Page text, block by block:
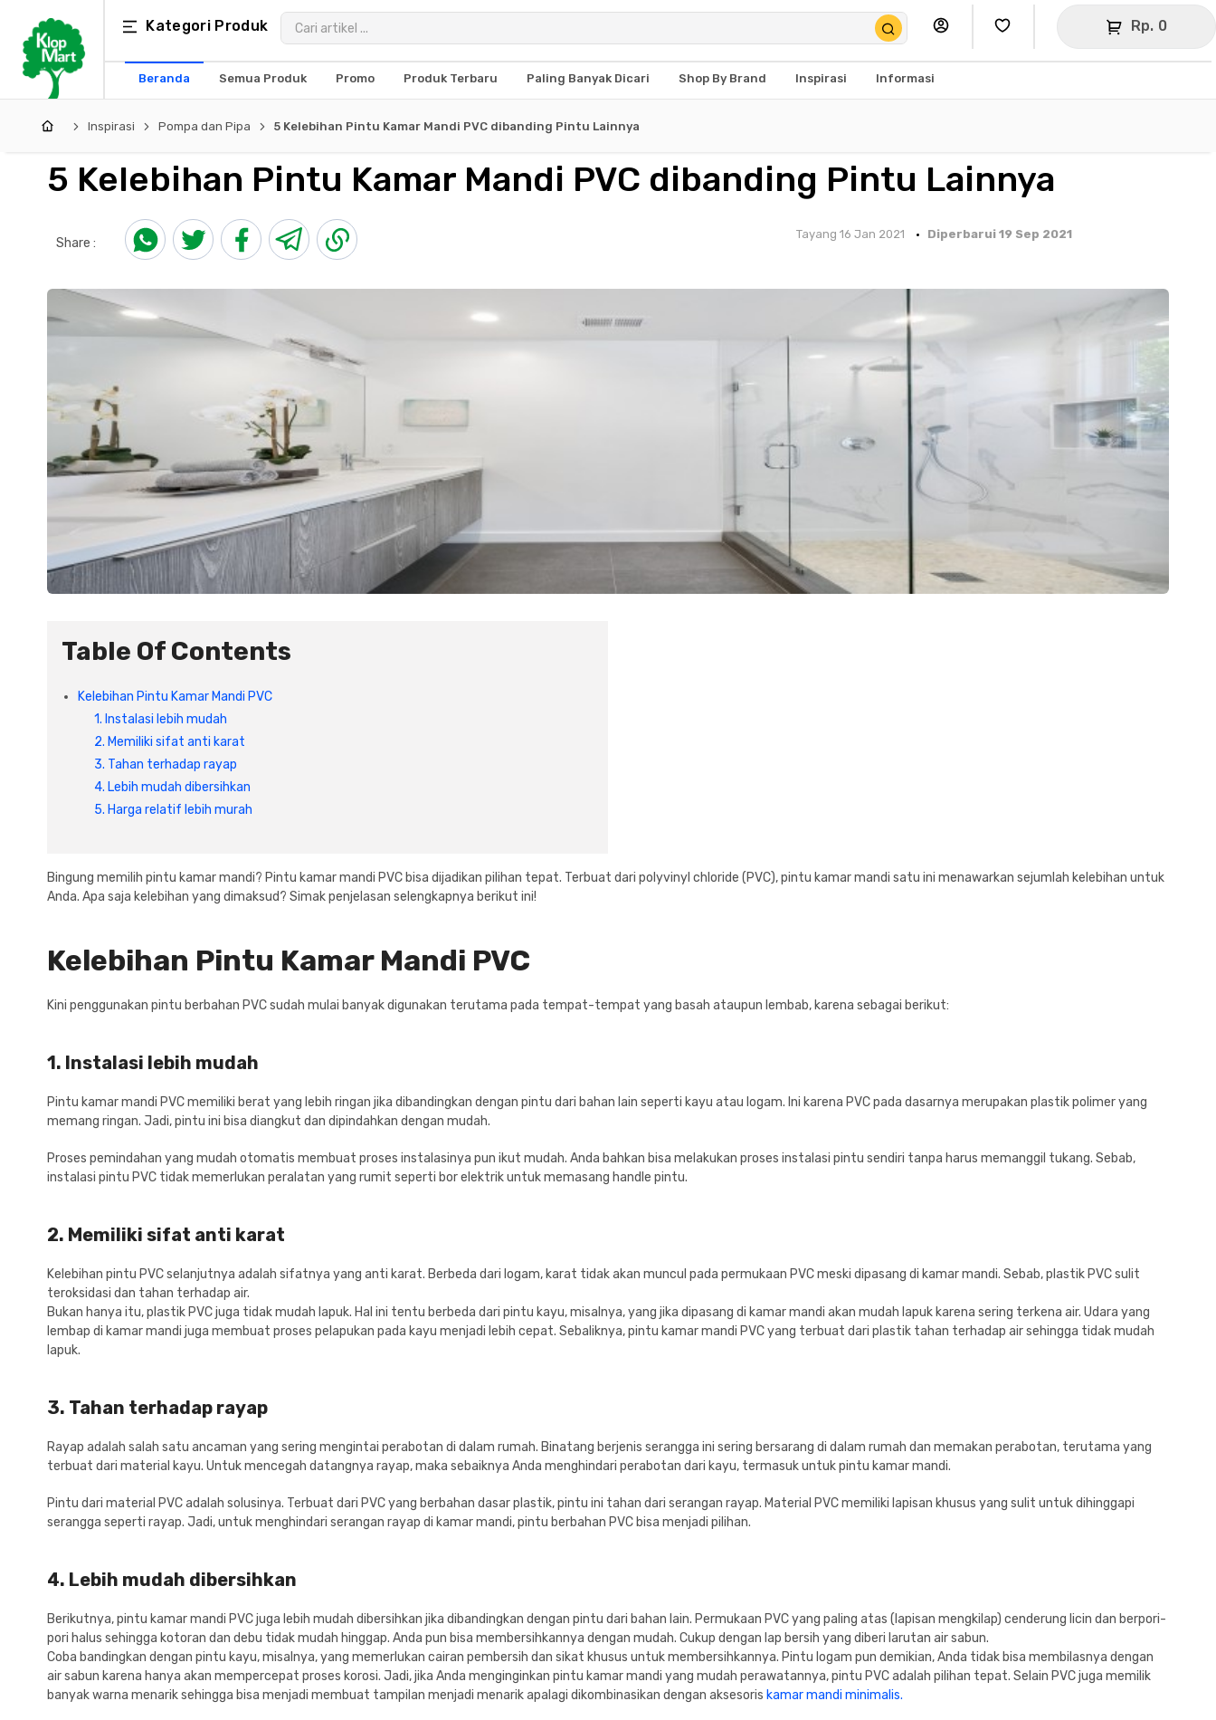
Kategori Produk Rp. 0
Beranda Semua Produk Promo Produk Terbaru Paling Banyak Dicari Shop By Brand Inspirasi Informasi
Kategori
Produk
Arsitektur
MEP
Inspirasi Pompa dan Pipa 5 Kelebihan Pintu Kamar Mandi PVC dibanding Pintu Lainnya
5 Kelebihan Pintu Kamar Mandi PVC dibanding Pintu Lainnya
Share :
Tayang 16 Jan 2021 Diperbarui 19 Sep 2021
Table Of Contents
Kelebihan Pintu Kamar Mandi PVC
1. Instalasi lebih mudah
2. Memiliki sifat anti karat
3. Tahan terhadap rayap
4. Lebih mudah dibersihkan
5. Harga relatif lebih murah
Bingung memilih pintu kamar mandi? Pintu kamar mandi PVC bisa dijadikan pilihan tepat. Terbuat dari polyvinyl chloride (PVC), pintu kamar mandi satu ini menawarkan sejumlah kelebihan untuk
Anda. Apa saja kelebihan yang dimaksud? Simak penjelasan selengkapnya berikut ini!
Kelebihan Pintu Kamar Mandi PVC
Kini penggunakan pintu berbahan PVC sudah mulai banyak digunakan terutama pada tempat-tempat yang basah ataupun lembab, karena sebagai berikut:
1. Instalasi lebih mudah
Pintu kamar mandi PVC memiliki berat yang lebih ringan jika dibandingkan dengan pintu dari bahan lain seperti kayu atau logam. Ini karena PVC pada dasarnya merupakan plastik polimer yang
memang ringan. Jadi, pintu ini bisa diangkut dan dipindahkan dengan mudah.
Proses pemindahan yang mudah otomatis membuat proses instalasinya pun ikut mudah. Anda bahkan bisa melakukan proses instalasi pintu sendiri tanpa harus memanggil tukang. Sebab,
instalasi pintu PVC tidak memerlukan peralatan yang rumit seperti bor elektrik untuk memasang handle pintu.
2. Memiliki sifat anti karat
Kelebihan pintu PVC selanjutnya adalah sifatnya yang anti karat. Berbeda dari logam, karat tidak akan muncul pada permukaan PVC meski dipasang di kamar mandi. Sebab, plastik PVC sulit
teroksidasi dan tahan terhadap air.
Bukan hanya itu, plastik PVC juga tidak mudah lapuk. Hal ini tentu berbeda dari pintu kayu, misalnya, yang jika dipasang di kamar mandi akan mudah lapuk karena sering terkena air. Udara yang
lembap di kamar mandi juga membuat proses pelapukan pada kayu menjadi lebih cepat. Sebaliknya, pintu kamar mandi PVC yang terbuat dari plastik tahan terhadap air sehingga tidak mudah
lapuk.
3. Tahan terhadap rayap
Rayap adalah salah satu ancaman yang sering mengintai perabotan di dalam rumah. Binatang berjenis serangga ini sering bersarang di dalam rumah dan memakan perabotan, terutama yang
terbuat dari material kayu. Untuk mencegah datangnya rayap, maka sebaiknya Anda menghindari perabotan dari kayu, termasuk untuk pintu kamar mandi.
Pintu dari material PVC adalah solusinya. Terbuat dari PVC yang berbahan dasar plastik, pintu ini tahan dari serangan rayap. Material PVC memiliki lapisan khusus yang sulit untuk dihinggapi
serangga seperti rayap. Jadi, untuk menghindari serangan rayap di kamar mandi, pintu berbahan PVC bisa menjadi pilihan.
4. Lebih mudah dibersihkan
Berikutnya, pintu kamar mandi PVC juga lebih mudah dibersihkan jika dibandingkan dengan pintu dari bahan lain. Permukaan PVC yang paling atas (lapisan mengkilap) cenderung licin dan berpori-
pori halus sehingga kotoran dan debu tidak mudah hinggap. Anda pun bisa membersihkannya dengan mudah. Cukup dengan lap bersih yang diberi larutan air sabun.
Coba bandingkan dengan pintu kayu, misalnya, yang memerlukan cairan pembersih dan sikat khusus untuk membersihkannya. Pintu logam pun demikian, Anda tidak bisa membilasnya dengan
air sabun karena hanya akan mempercepat proses korosi. Jadi, jika Anda menginginkan pintu kamar mandi yang mudah perawatannya, pintu PVC adalah pilihan tepat. Selain PVC juga memilik
banyak warna menarik sehingga bisa menjadi membuat tampilan menjadi menarik apalagi dikombinasikan dengan aksesoris kamar mandi minimalis.